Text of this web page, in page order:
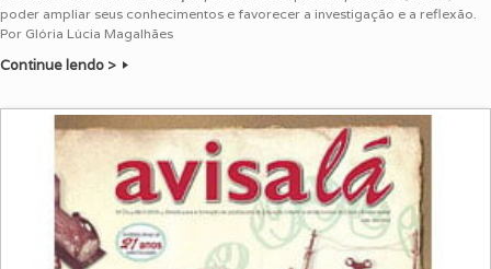
poder ampliar seus conhecimentos e favorecer a investigação e a reflexão.
Por Glória Lúcia Magalhães
Continue lendo >